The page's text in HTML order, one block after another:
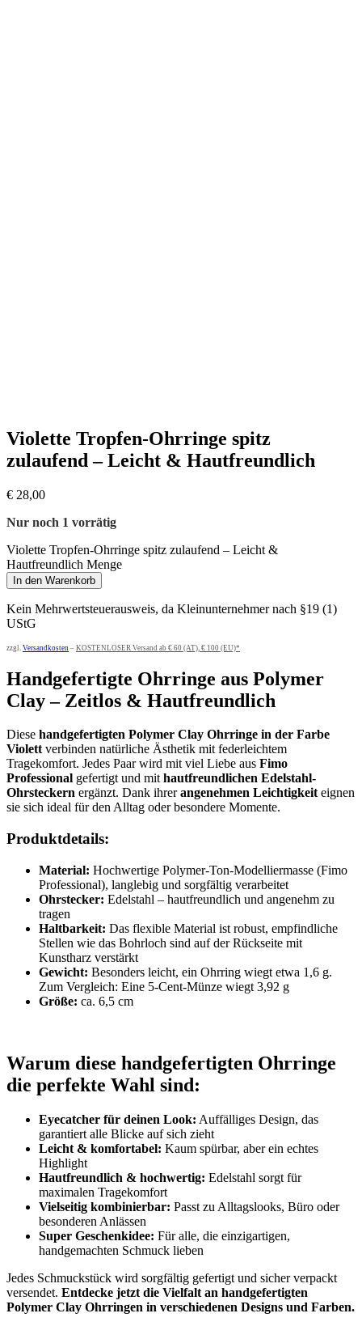
Violette Tropfen-Ohrringe spitz
zulaufend – Leicht & Hautfreundlich
€ 28,00
Nur noch 1 vorrätig
Violette Tropfen-Ohrringe spitz zulaufend – Leicht &
Hautfreundlich Menge
In den Warenkorb
Kein Mehrwertsteuerausweis, da Kleinunternehmer nach §19 (1)
UStG
zzgl. Versandkosten – KOSTENLOSER Versand ab € 60 (AT), € 100 (EU)*
Handgefertigte Ohrringe aus Polymer
Clay – Zeitlos & Hautfreundlich
Diese handgefertigten Polymer Clay Ohrringe in der Farbe
Violettverbinden natürliche Ästhetik mit federleichtem
Tragekomfort. Jedes Paar wird mit viel Liebe aus Fimo
Professional gefertigt und mithautfreundlichen Edelstahl-
Ohrsteckern ergänzt. Dank ihrerangenehmen Leichtigkeiteignen
sie sich ideal für den Alltag oder besondere Momente.
Produktdetails:
Material: Hochwertige Polymer-Ton-Modelliermasse (Fimo
Professional), langlebig und sorgfältig verarbeitet
Ohrstecker: Edelstahl – hautfreundlich und angenehm zu
tragen
Haltbarkeit: Das flexible Material ist robust, empfindliche
Stellen wie das Bohrloch sind auf der Rückseite mit
Kunstharz verstärkt
Gewicht: Besonders leicht, ein Ohrring wiegt etwa 1,6 g.
Zum Vergleich: Eine 5-Cent-Münze wiegt 3,92 g
Größe: ca. 6,5 cm
Warum diese handgefertigten Ohrringe
die perfekte Wahl sind:
Eyecatcher für deinen Look: Auffälliges Design, das
garantiert alle Blicke auf sich zieht
Leicht & komfortabel: Kaum spürbar, aber ein echtes
Highlight
Hautfreundlich & hochwertig: Edelstahl sorgt für
maximalen Tragekomfort
Vielseitig kombinierbar: Passt zu Alltagslooks, Büro oder
besonderen Anlässen
Super Geschenkidee: Für alle, die einzigartigen,
handgemachten Schmuck lieben
Jedes Schmuckstück wird sorgfältig gefertigt und sicher verpackt
versendet. Entdecke jetzt die Vielfalt an handgefertigten
Polymer Clay Ohrringen in verschiedenen Designs und Farben.